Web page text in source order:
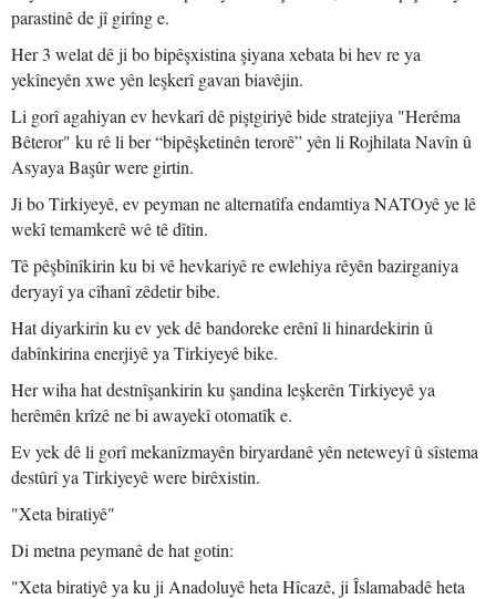
parastinê de jî girîng e.
Her 3 welat dê ji bo bipêşxistina şiyana xebata bi hev re ya
yekîneyên xwe yên leşkerî gavan biavêjin.
Li gorî agahiyan ev hevkarî dê piştgiriyê bide stratejiya "Herêma
Bêteror" ku rê li ber “bipêşketinên terorê” yên li Rojhilata Navîn û
Asyaya Başûr were girtin.
Ji bo Tirkiyeyê, ev peyman ne alternatîfa endamtiya NATOyê ye lê
wekî temamkerê wê tê dîtin.
Tê pêşbînîkirin ku bi vê hevkariyê re ewlehiya rêyên bazirganiya
deryayî ya cîhanî zêdetir bibe.
Hat diyarkirin ku ev yek dê bandoreke erênî li hinardekirin û
dabînkirina enerjiyê ya Tirkiyeyê bike.
Her wiha hat destnîşankirin ku şandina leşkerên Tirkiyeyê ya
herêmên krîzê ne bi awayekî otomatîk e.
Ev yek dê li gorî mekanîzmayên biryardanê yên neteweyî û sîstema
destûrî ya Tirkiyeyê were birêxistin.
"Xeta biratiyê"
Di metna peymanê de hat gotin:
"Xeta biratiyê ya ku ji Anadoluyê heta Hîcazê, ji Îslamabadê heta